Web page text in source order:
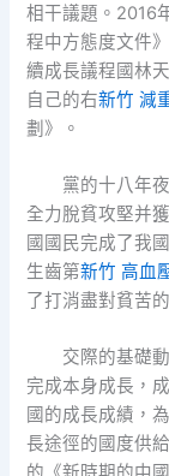
相干議題。2016
程中方態度文件
續成長議程國林
自己的右新竹 減
劃》。
黨的十八年
全力脫貧攻堅并
國國民完成了我
生齒第新竹 高血
了打消盡對貧苦
交際的基礎
完成本身成長，
國的成長成績，
長途徑的國度供